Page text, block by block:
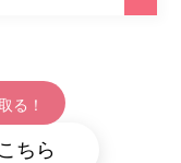
る！
ちら